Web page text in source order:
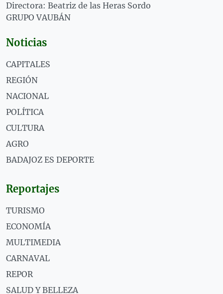
Directora: Beatriz de las Heras Sordo
GRUPO VAUBÁN
Noticias
CAPITALES
REGIÓN
NACIONAL
POLÍTICA
CULTURA
AGRO
BADAJOZ ES DEPORTE
Reportajes
TURISMO
ECONOMÍA
MULTIMEDIA
CARNAVAL
REPOR
SALUD Y BELLEZA